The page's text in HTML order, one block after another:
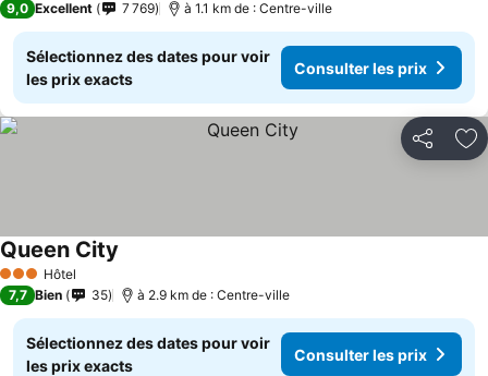
9,0 Excellent 7 769 à 1.1 km de : Centre-ville
Sélectionnez des dates pour voir
les prix exacts
Consulter les prix
Partager
3 ÉtoilesHôtel
Queen City
7,7 Bien 35 à 2.9 km de : Centre-ville
Sélectionnez des dates pour voir
les prix exacts
Consulter les prix